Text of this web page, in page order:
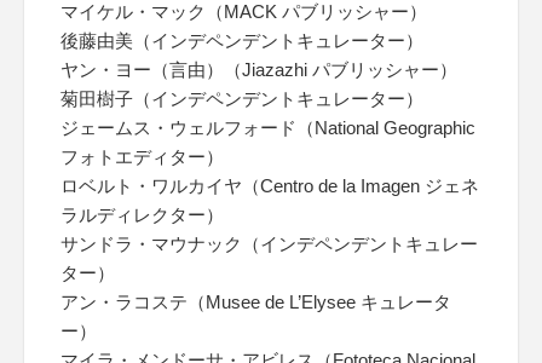
マイケル・マック（MACK パブリッシャー）
後藤由美（インデペンデントキュレーター）
ヤン・ヨー（言由）（Jiazazhi パブリッシャー）
菊田樹子（インデペンデントキュレーター）
ジェームス・ウェルフォード（National Geographic
フォトエディター）
ロベルト・ワルカイヤ（Centro de la Imagen ジェネ
ラルディレクター）
サンドラ・マウナック（インデペンデントキュレー
ター）
アン・ラコステ（Musee de L’Elysee キュレータ
ー）